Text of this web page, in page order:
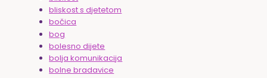
bliskost s djetetom
bočica
bog
bolesno dijete
bolja komunikacija
bolne bradavice